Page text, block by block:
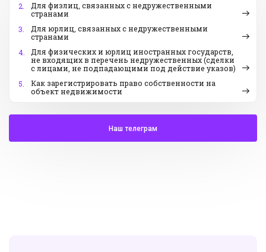
2.
Для физлиц, связанных с недружественными
странами
3.
Для юрлиц, связанных с недружественными
странами
4.
Для физических и юрлиц иностранных государств,
не входящих в перечень недружественных (сделки
с лицами, не подпадающими под действие указов)
5.
Как зарегистрировать право собственности на
объект недвижимости
Наш телеграм